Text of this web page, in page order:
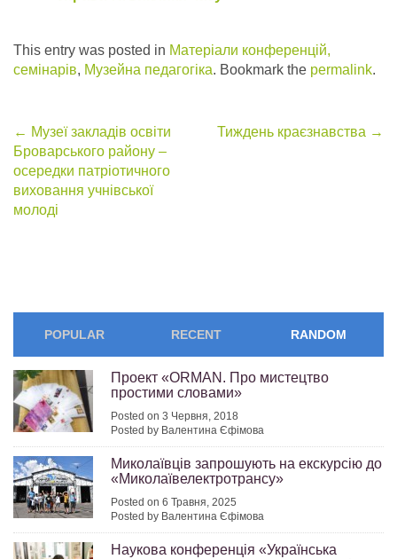
This entry was posted in Матеріали конференцій,
семінарів, Музейна педагогіка. Bookmark the permalink.
Post
navigation
← Музеї закладів освіти
Броварського району –
осередки патріотичного
виховання учнівської
молоді
Тиждень краєзнавства →
POPULAR RECENT RANDOM
Проект «ORMAN. Про мистецтво
простими словами»
Posted on 3 Червня, 2018
Posted by Валентина Єфімова
Миколаївців запрошують на екскурсію до
«Миколаївелектротрансу»
Posted on 6 Травня, 2025
Posted by Валентина Єфімова
Наукова конференція «Українська